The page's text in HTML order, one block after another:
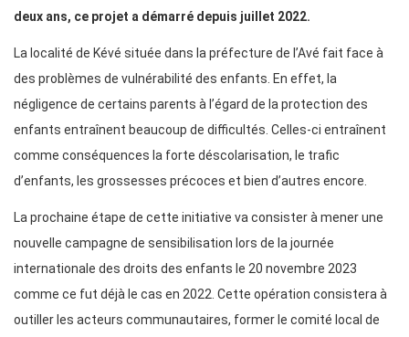
deux ans, ce projet a démarré depuis juillet 2022.
La localité de Kévé située dans la préfecture de l’Avé fait face à
des problèmes de vulnérabilité des enfants. En effet, la
négligence de certains parents à l’égard de la protection des
enfants entraînent beaucoup de difficultés. Celles-ci entraînent
comme conséquences la forte déscolarisation, le trafic
d’enfants, les grossesses précoces et bien d’autres encore.
La prochaine étape de cette initiative va consister à mener une
nouvelle campagne de sensibilisation lors de la journée
internationale des droits des enfants le 20 novembre 2023
comme ce fut déjà le cas en 2022. Cette opération consistera à
outiller les acteurs communautaires, former le comité local de